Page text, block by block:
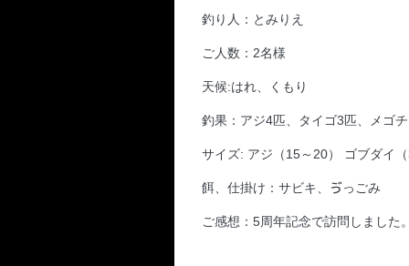
釣り人：とみりえ
ご人数：2名様
天候:はれ、くもり
釣果：アジ4匹、タイゴ3匹、メゴ
サイズ: アジ（15～20） ゴブダイ
餌、仕掛け：サビキ、ゔっごみ
ご感想：5周年記念で訪問しました